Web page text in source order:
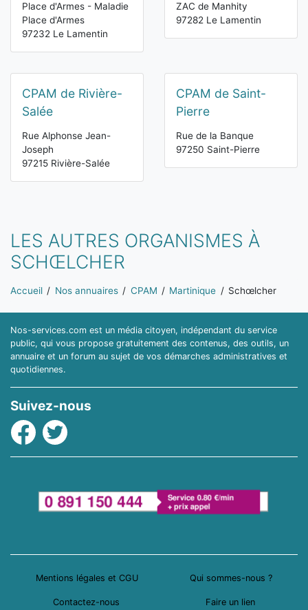
Place d'Armes - Maladie
Place d'Armes
97232 Le Lamentin
ZAC de Manhity
97282 Le Lamentin
CPAM de Rivière-
Salée
Rue Alphonse Jean-
Joseph
97215 Rivière-Salée
CPAM de Saint-
Pierre
Rue de la Banque
97250 Saint-Pierre
LES AUTRES ORGANISMES À
SCHŒLCHER
Vous êtes ici:
Accueil Nos annuaires CPAM Martinique Schœlcher
Nos-services.com est un média citoyen, indépendant du service
public, qui vous propose gratuitement des contenus, des outils, un
annuaire et un forum au sujet de vos démarches administratives et
quotidiennes.
Suivez-nous
Facebook
Twitter
Mentions légales et CGU Qui sommes-nous ?
Contactez-nous Faire un lien